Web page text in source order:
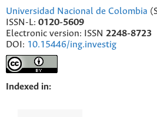
Universidad Nacional de Colombia
ISSN-L: 0120-5609
Electronic version: ISSN 2248-8723
DOI: 10.15446/ing.investig
Indexed in: